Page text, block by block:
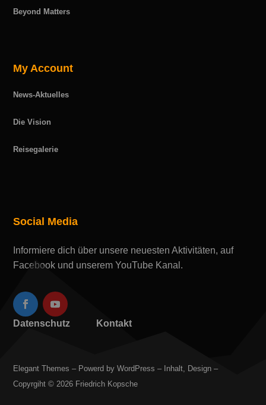
Beyond Matters
My Account
News-Aktuelles
Die Vision
Reisegalerie
Social Media
Informiere dich über unsere neuesten Aktivitäten, auf
Facebook und unserem YouTube Kanal.
Datenschutz Kontakt
Elegant Themes – Powerd by WordPress – Inhalt, Design –
Copyrgiht © 2026 Friedrich Kopsche